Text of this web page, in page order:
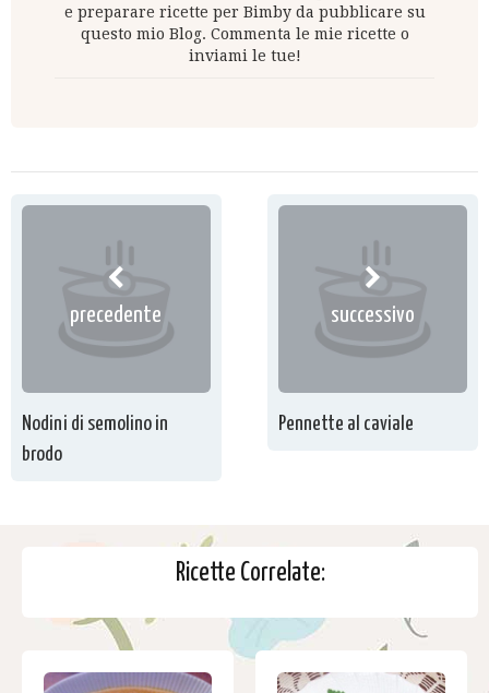
e preparare ricette per Bimby da pubblicare su
questo mio Blog. Commenta le mie ricette o
inviami le tue!
precedente
Nodini di semolino in
brodo
successivo
Pennette al caviale
Ricette Correlate: